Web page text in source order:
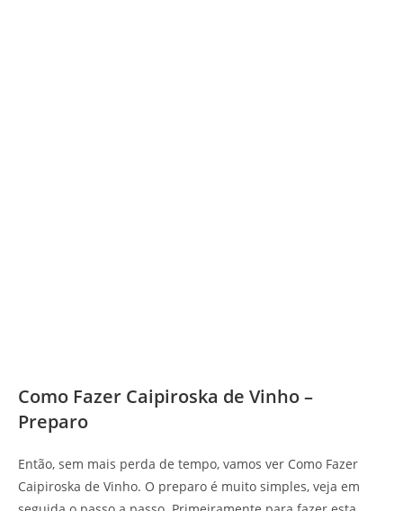
Como Fazer Caipiroska de Vinho –
Preparo
Então, sem mais perda de tempo, vamos ver Como Fazer
Caipiroska de Vinho. O preparo é muito simples, veja em